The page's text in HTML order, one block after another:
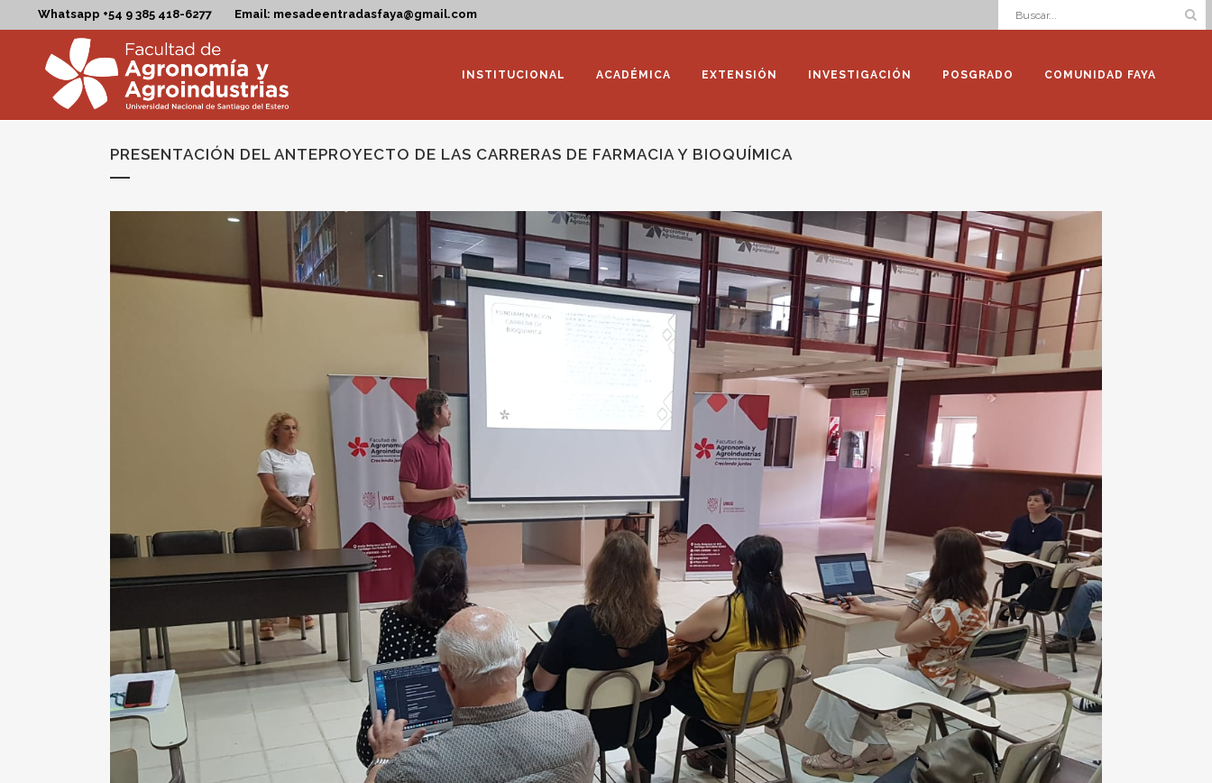
Email: mesadeentradasfaya@gmail.com
Whatsapp +54 9 385 418-6277
INSTITUCIONAL ACADÉMICA EXTENSIÓN INVESTIGACIÓN POSGRADO COMUNIDAD FAYA
PRESENTACIÓN DEL ANTEPROYECTO DE LAS CARRERAS DE FARMACIA Y BIOQUÍMICA